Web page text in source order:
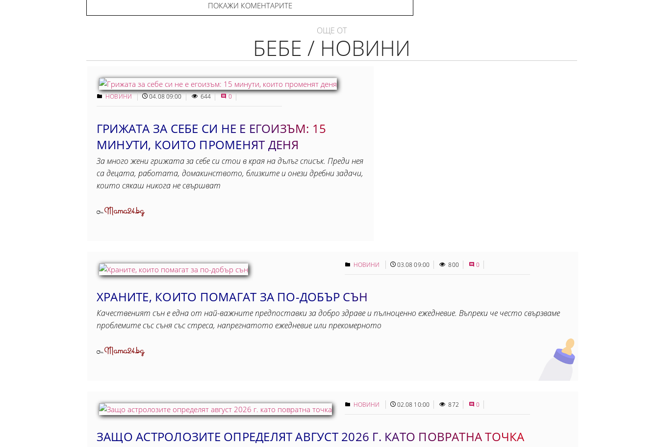
ПОКАЖИ КОМЕНТАРИТЕ
ОЩЕ ОТ
БЕБЕ / НОВИНИ
НОВИНИ 04.08 09:00 644 0
ГРИЖАТА ЗА СЕБЕ СИ НЕ Е ЕГОИЗЪМ: 15
МИНУТИ, КОИТO ПРОМЕНЯТ ДЕНЯ
За много жени грижата за себе си стои в края на дълъг списък. Преди нея
са децата, работата, домакинството, близките и онези дребни задачи,
които сякаш никога не свършват
ОтMama24.bg
НОВИНИ 03.08 09:00 800 0
ХРАНИТЕ, КОИТО ПОМАГАТ ЗА ПО-ДОБЪР СЪН
Качественият сън е една от най-важните предпоставки за добро здраве и пълноценно ежедневие. Въпреки че често свързваме
проблемите със съня със стреса, напрегнатото ежедневие или прекомерното
ОтMama24.bg
НОВИНИ 02.08 10:00 872 0
ЗАЩО АСТРОЛОЗИТЕ ОПРЕДЕЛЯТ АВГУСТ 2026 Г. КАТО ПОВРАТНА ТОЧКА